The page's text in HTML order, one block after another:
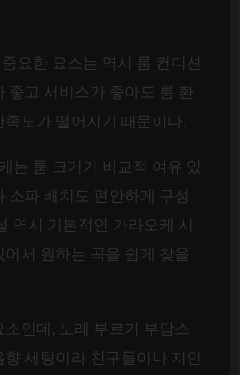
요한 요소는 역시 룸 컨디션
좋고 서비스가 좋아도 룸 환
도가 떨어지기 때문이다.
는 룸 크기가 비교적 여유 있
소파 배치도 편안하게 구성
역시 기본적인 가라오케 시
서 원하는 곡을 쉽게 찾을
인데, 노래 부르기 부담스
세팅이라 친구들이나 지인